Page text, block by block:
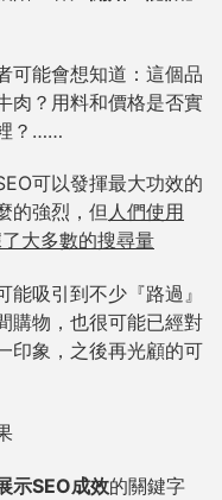
可能會想知道：這個品
肉？用料和價格是否實
？……
可以發揮最大功效的
的強烈，但人們使用
大多數的搜尋量
吸引到不少『路過』
購物，也很可能已經對
印象，之後再光顧的可
示SEO成效的關鍵字